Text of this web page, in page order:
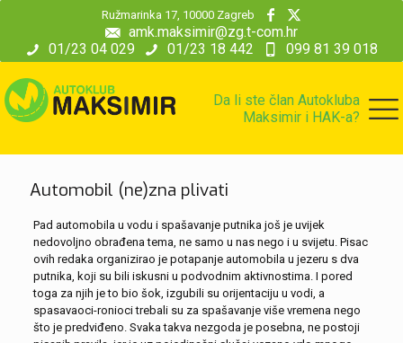
01/23 04 029 01/23 18 442 099 81 39 018
amk.maksimir@zg.t-com.hr
Ružmarinka 17, 10000 Zagreb
Da li ste član Autokluba
Maksimir i HAK-a?
Automobil (ne)zna plivati
Pad automobila u vodu i spašavanje putnika još je uvijek
nedovoljno obrađena tema, ne samo u nas nego i u svijetu. Pisac
ovih redaka organizirao je potapanje automobila u jezeru s dva
putnika, koji su bili iskusni u podvodnim aktivnostima. I pored
toga za njih je to bio šok, izgubili su orijentaciju u vodi, a
spasavaoci-ronioci trebali su za spašavanje više vremena nego
što je predviđeno. Svaka takva nezgoda je posebna, ne postoji